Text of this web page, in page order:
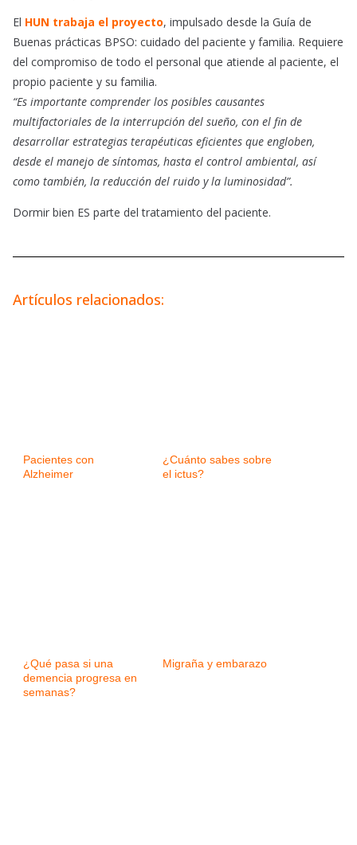
El HUN trabaja el proyecto, impulsado desde la Guía de
Buenas prácticas BPSO: cuidado del paciente y familia. Requiere
del compromiso de todo el personal que atiende al paciente, el
propio paciente y su familia.
“Es importante comprender los posibles causantes
multifactoriales de la interrupción del sueño, con el fin de
desarrollar estrategias terapéuticas eficientes que engloben,
desde el manejo de síntomas, hasta el control ambiental, así
como también, la reducción del ruido y la luminosidad”.
Dormir bien ES parte del tratamiento del paciente.
Artículos relacionados:
Pacientes con
Alzheimer
¿Cuánto sabes sobre
el ictus?
¿Qué pasa si una
demencia progresa en
semanas?
Migraña y embarazo